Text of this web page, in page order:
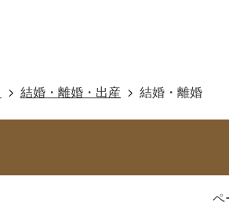
結婚・離婚・出産 結婚・離婚
ペ